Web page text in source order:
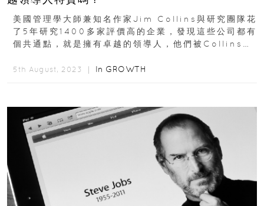
美國管理學大師兼知名作家Jim Collins與研究團隊花
了5年研究1400多家評價高的企業，發現這些公司都有
個共通點，就是擁有卓越的領導人，他們被Collins稱
5th August, 2023 ｜ In GROWTH